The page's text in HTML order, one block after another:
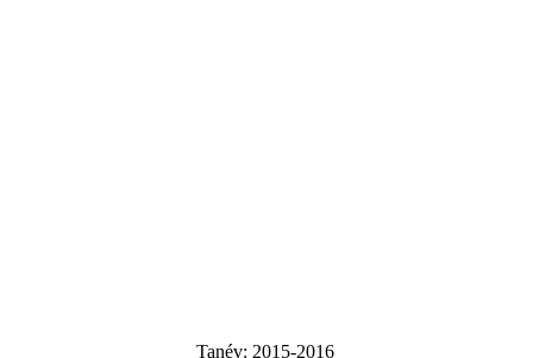
Tanév: 2015-2016